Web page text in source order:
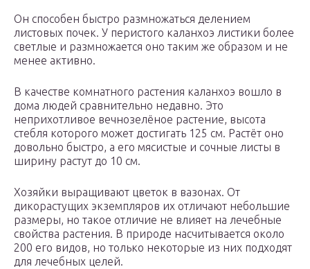
Он способен быстро размножаться делением
листовых почек. У перистого каланхоэ листики более
светлые и размножается оно таким же образом и не
менее активно.
В качестве комнатного растения каланхоэ вошло в
дома людей сравнительно недавно. Это
неприхотливое вечнозелёное растение, высота
стебля которого может достигать 125 см. Растёт оно
довольно быстро, а его мясистые и сочные листы в
ширину растут до 10 см.
Хозяйки выращивают цветок в вазонах. От
дикорастущих экземпляров их отличают небольшие
размеры, но такое отличие не влияет на лечебные
свойства растения. В природе насчитывается около
200 его видов, но только некоторые из них подходят
для лечебных целей.